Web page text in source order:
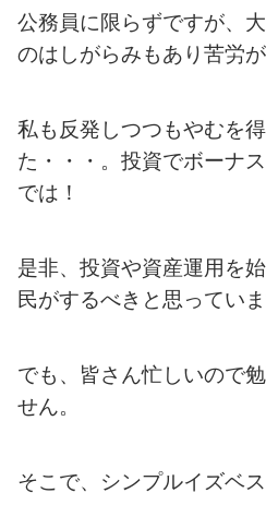
公務員に限らずですが、
のはしがらみもあり苦労
私も反発しつつもやむを
た・・・。投資でボーナ
では！
是非、投資や資産運用を
民がするべきと思っていま
でも、皆さん忙しいので
せん。
そこで、シンプルイズベス